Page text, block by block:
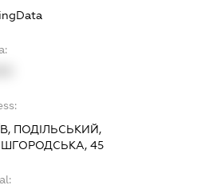
ПОДІЛЬСЬКИЙ,
45